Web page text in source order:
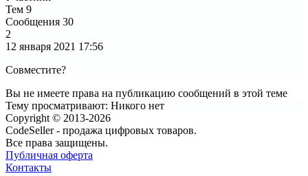
Тем 9
Сообщения 30
2
12 января 2021 17:56
Совместите?
Вы не имеете права на публикацию сообщений в этой теме
Тему просматривают: Никого нет
Copyright © 2013-2026
CodeSeller - продажа цифровых товаров.
Все права защищены.
Публичная оферта
Контакты